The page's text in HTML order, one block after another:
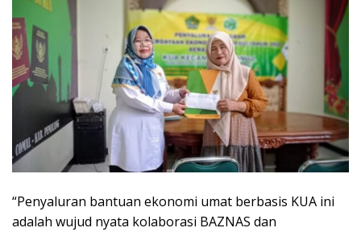
“Penyaluran bantuan ekonomi umat berbasis KUA ini
adalah wujud nyata kolaborasi BAZNAS dan